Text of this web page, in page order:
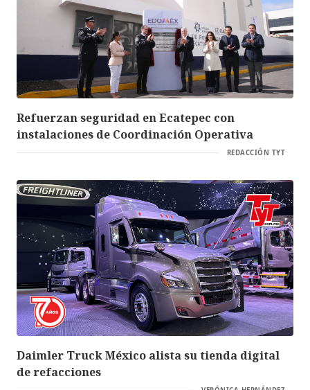
Refuerzan seguridad en Ecatepec con
instalaciones de Coordinación Operativa
REDACCIÓN TYT
Daimler Truck México alista su tienda digital
de refacciones